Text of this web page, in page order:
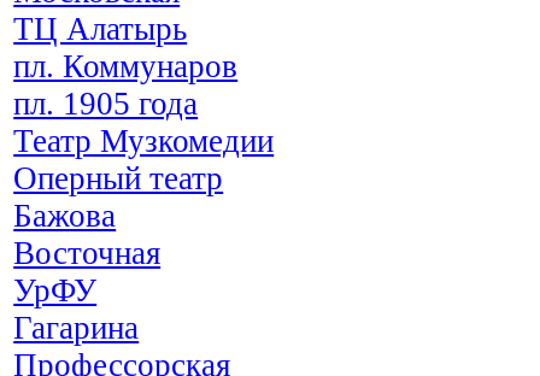
ТЦ Алатырь
пл. Коммунаров
пл. 1905 года
Театр Музкомедии
Оперный театр
Бажова
Восточная
УрФУ
Гагарина
Профессорская